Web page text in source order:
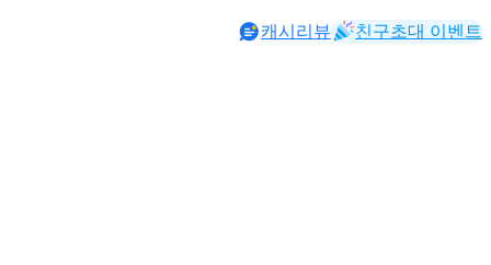
캐시리뷰 친구초대 이벤트